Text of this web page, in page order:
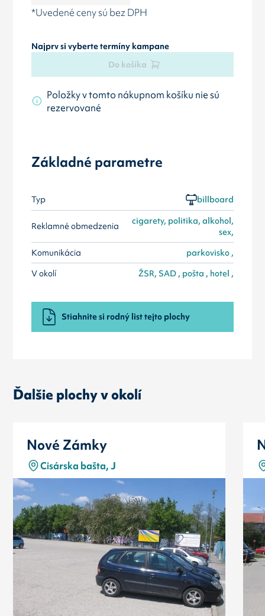
*Uvedené ceny sú bez DPH
Najprv si vyberte termíny kampane
Do košíka
Položky v tomto nákupnom košíku nie sú
rezervované
Základné parametre
Typ billboard
Reklamné obmedzenia
cigarety, politika, alkohol,
sex,
Komunikácia
parkovisko ,
V okolí
ŽSR, SAD , pošta , hotel ,
Stiahnite si rodný list tejto plochy
Ďalšie plochy v okolí
Nové Zámky
Cisárska bašta, J